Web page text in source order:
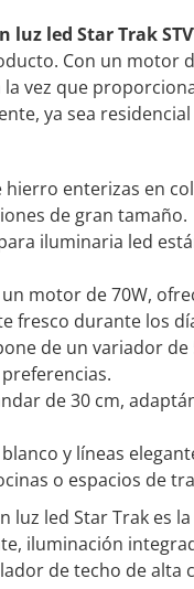
led Star Trak
Con un motor
vez que
ya sea
hierro enterizas en
de gran tamaño.
iluminaria led
motor de 70W,
fresco durante los
de un variador
de 30 cm,
y líneas
o espacios de
luz led Star Trak es
iluminación
de techo de